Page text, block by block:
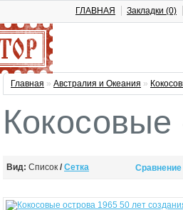
ГЛАВНАЯ Закладки (0)
Главная » Австралия и Океания »
Кокосовые
Вид: Список / Сетка Сравнение